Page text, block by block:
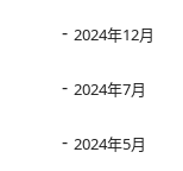
2024年12月
2024年7月
2024年5月